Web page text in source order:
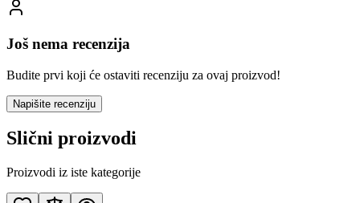
Još nema recenzija
Budite prvi koji će ostaviti recenziju za ovaj proizvod!
Napišite recenziju
Slični proizvodi
Proizvodi iz iste kategorije